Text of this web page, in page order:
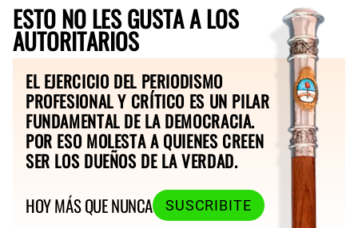
ESTO NO LES GUSTA A LOS
AUTORITARIOS
EL EJERCICIO DEL PERIODISMO
PROFESIONAL Y CRÍTICO ES UN PILAR
FUNDAMENTAL DE LA DEMOCRACIA.
POR ESO MOLESTA A QUIENES CREEN
SER LOS DUEÑOS DE LA VERDAD.
HOY MÁS QUE NUNCA
SUSCRIBITE